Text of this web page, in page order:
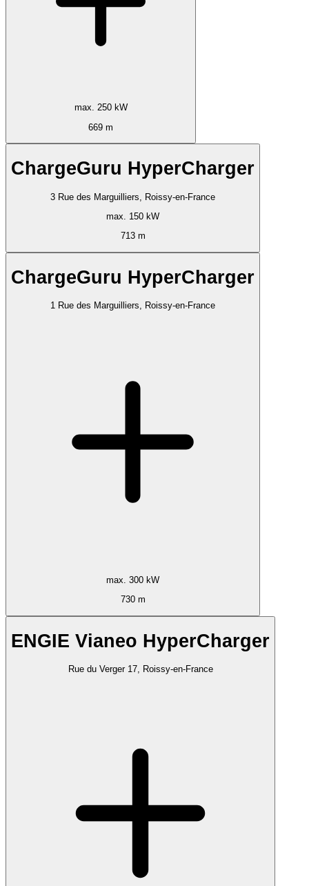
max. 250 kW
669 m
ChargeGuru HyperCharger
3 Rue des Marguilliers, Roissy-en-France
max. 150 kW
713 m
ChargeGuru HyperCharger
1 Rue des Marguilliers, Roissy-en-France
max. 300 kW
730 m
ENGIE Vianeo HyperCharger
Rue du Verger 17, Roissy-en-France